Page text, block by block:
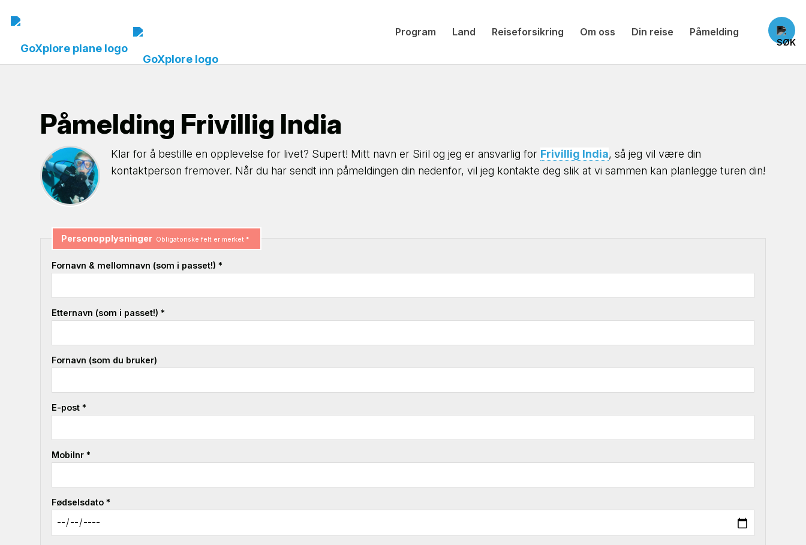
Program Land Reiseforsikring Om oss Din reise Påmelding
Påmelding Frivillig India
Klar for å bestille en opplevelse for livet? Supert! Mitt navn er Siril og jeg er ansvarlig for Frivillig India, så jeg vil være din
kontaktperson fremover. Når du har sendt inn påmeldingen din nedenfor, vil jeg kontakte deg slik at vi sammen kan planlegge turen din!
Personopplysninger Obligatoriske felt er merket *
Fornavn & mellomnavn (som i passet!) *
Etternavn (som i passet!) *
Fornavn (som du bruker)
E-post *
Mobilnr *
Fødselsdato *